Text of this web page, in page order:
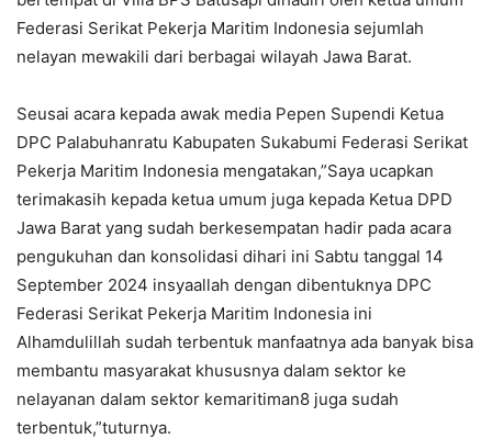
Federasi Serikat Pekerja Maritim Indonesia sejumlah
nelayan mewakili dari berbagai wilayah Jawa Barat.
Seusai acara kepada awak media Pepen Supendi Ketua
DPC Palabuhanratu Kabupaten Sukabumi Federasi Serikat
Pekerja Maritim Indonesia mengatakan,”Saya ucapkan
terimakasih kepada ketua umum juga kepada Ketua DPD
Jawa Barat yang sudah berkesempatan hadir pada acara
pengukuhan dan konsolidasi dihari ini Sabtu tanggal 14
September 2024 insyaallah dengan dibentuknya DPC
Federasi Serikat Pekerja Maritim Indonesia ini
Alhamdulillah sudah terbentuk manfaatnya ada banyak bisa
membantu masyarakat khususnya dalam sektor ke
nelayanan dalam sektor kemaritiman8 juga sudah
terbentuk,”tuturnya.